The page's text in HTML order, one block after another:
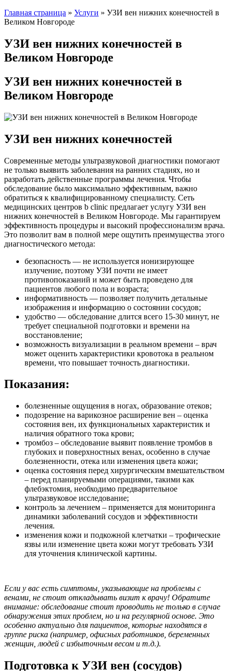
Главная страница » Услуги » УЗИ вен нижних конечностей в
Великом Новгороде
УЗИ вен нижних конечностей в
Великом Новгороде
УЗИ вен нижних конечностей в
Великом Новгороде
УЗИ вен нижних конечностей
Современные методы ультразвуковой диагностики помогают
не только выявить заболевания на ранних стадиях, но и
разработать действенные программы лечения. Чтобы
обследование было максимально эффективным, важно
обратиться к квалифицированному специалисту. Сеть
медицинских центров b clinic предлагает услугу УЗИ вен
нижних конечностей в Великом Новгороде. Мы гарантируем
эффективность процедуры и высокий профессионализм врача.
Это позволит вам в полной мере ощутить преимущества этого
диагностического метода:
безопасность — не используется ионизирующее
излучение, поэтому УЗИ почти не имеет
противопоказаний и может быть проведено для
пациентов любого пола и возраста;
информативность — позволяет получить детальные
изображения и информацию о состоянии сосудов;
удобство — обследование длится всего 15-30 минут, не
требует специальной подготовки и времени на
восстановление;
возможность визуализации в реальном времени – врач
может оценить характеристики кровотока в реальном
времени, что повышает точность диагностики.
Показания:
болезненные ощущения в ногах, образование отеков;
подозрение на варикозное расширение вен – оценка
состояния вен, их функциональных характеристик и
наличия обратного тока крови;
тромбоз – обследование выявит появление тромбов в
глубоких и поверхностных венах, особенно в случае
болезненности, отека или изменения цвета кожи;
оценка состояния перед хирургическим вмешательством
– перед планируемыми операциями, такими как
флебэктомия, необходимо предварительное
ультразвуковое исследование;
контроль за лечением – применяется для мониторинга
динамики заболеваний сосудов и эффективности
лечения.
изменения кожи и подкожной клетчатки – трофические
язвы или изменение цвета кожи могут требовать УЗИ
для уточнения клинической картины.
Если у вас есть симптомы, указывающие на проблемы с
венами, не стоит откладывать визит к врачу! Обратите
внимание: обследование стоит проводить не только в случае
обнаружения этих проблем, но и на регулярной основе. Это
особенно актуально для пациентов, которые находятся в
группе риска (например, офисных работников, беременных
женщин, людей с избыточным весом и т.д.).
Подготовка к УЗИ вен (сосудов)